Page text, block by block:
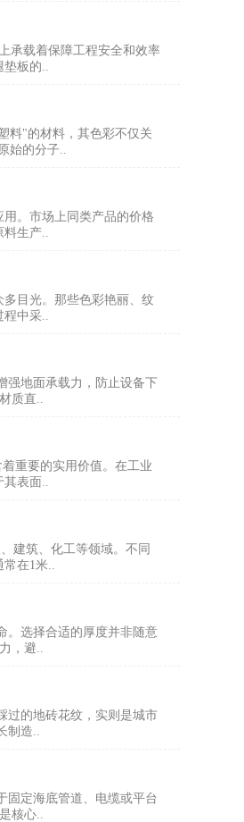
承载着保障工程安全和效率
垫板的..
料"的材料，其色彩不仅关
始的分子..
。市场上同类产品的价格
料生产..
目光。那些色彩艳丽、纹
程中采..
强地面承载力，防止设备下
质直..
重要的实用价值。在工业
其表面..
建筑、化工等领域。不同
常在1米..
。选择合适的厚度并非随意
，避..
过的地砖花纹，实则是城市
制造..
固定海底管道、电缆或平台
核心..